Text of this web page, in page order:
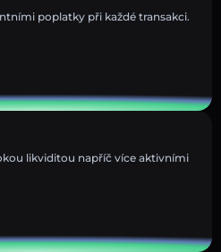
poplatky při každé transakci.
likviditou napříč více aktivními